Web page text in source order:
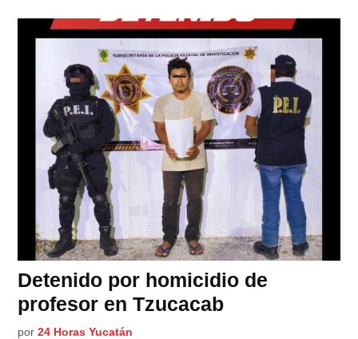
Detenido por homicidio de
profesor en Tzucacab
por 24 Horas Yucatán